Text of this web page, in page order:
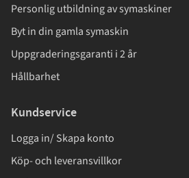
Personlig utbildning av symaskiner
Byt in din gamla symaskin
Uppgraderingsgaranti i 2 år
Hållbarhet
Kundservice
Logga in/ Skapa konto
Köp- och leveransvillkor